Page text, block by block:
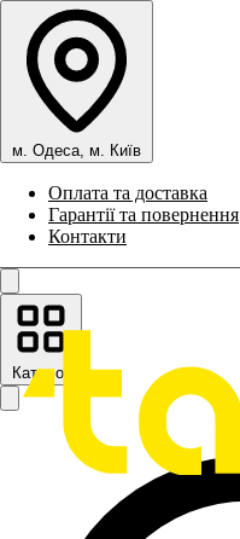
м. Одеса, м. Київ
Оплата та доставка
Гарантії та повернення
Контакти
Каталог